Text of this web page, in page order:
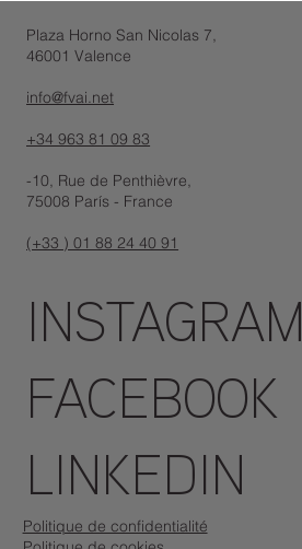
Plaza Horno San Nicolas 7,
46001 Valence
info@fvai.net
+34 963 81 09 83
-10, Rue de Penthièvre,
75008 París - France
(+33 ) 01 88 24 40 91
Politique de confidentialité
INSTAGRAM
FACEBOOK
LINKEDIN